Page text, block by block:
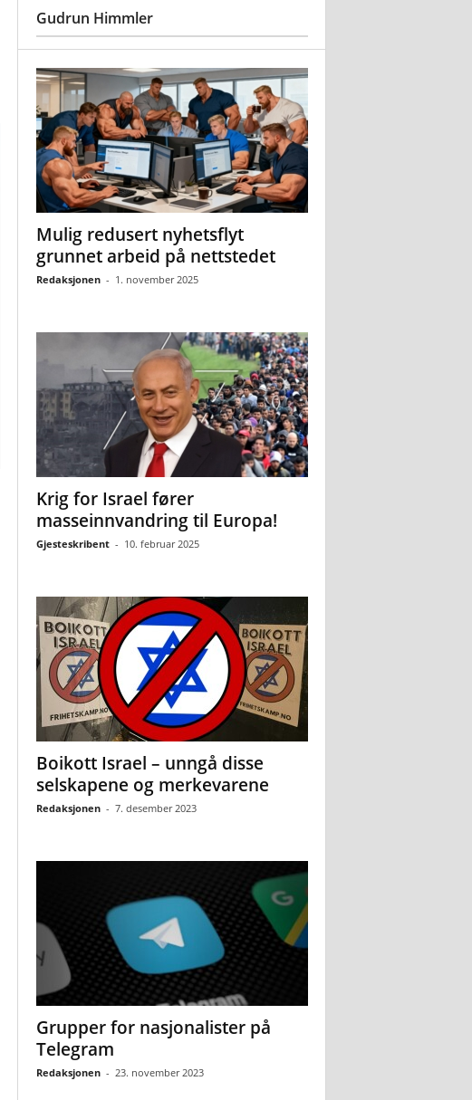
Gudrun Himmler
Mulig redusert nyhetsflyt
grunnet arbeid på nettstedet
Redaksjonen - 1. november 2025
Krig for Israel fører
masseinnvandring til Europa!
Gjesteskribent - 10. februar 2025
Boikott Israel – unngå disse
selskapene og merkevarene
Redaksjonen - 7. desember 2023
Grupper for nasjonalister på
Telegram
Redaksjonen - 23. november 2023